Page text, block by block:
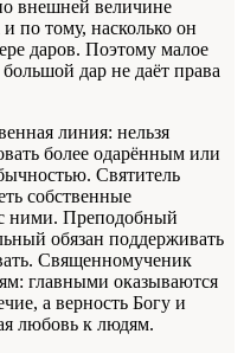
внешней величине
по тому, насколько он
даров. Поэтому малое
дар не даёт права
линия: нельзя
более одарённым или
Святитель
собственные
ними. Преподобный
обязан поддерживать
Священномученик
главными оказываются
а верность Богу и
любовь к людям.